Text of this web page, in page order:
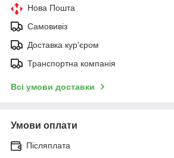
Нова Пошта
Самовивіз
Доставка кур'єром
Транспортна компанія
Всі умови доставки
Умови оплати
Післяплата